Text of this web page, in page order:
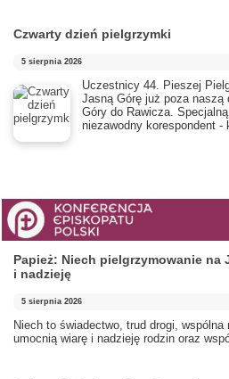
Czwarty dzień pielgrzymki
5 sierpnia 2026
Uczestnicy 44. Pieszej
Jasną Górę już poza naszą
Góry do Rawicza. Specjalną
niezawodny korespondent -
Papież: Niech pielgrzymowanie na
i nadzieję
5 sierpnia 2026
Niech to świadectwo, trud drogi,
umocnią wiarę i nadzieję rodzin oraz